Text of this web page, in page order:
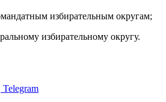
избирательным округам;
избирательному округу.
Telegram